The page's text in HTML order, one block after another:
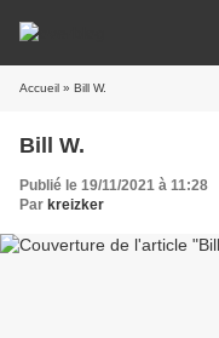
Accueil » Bill W.
Bill W.
Publié le 19/11/2021 à 11:28
Par kreizker